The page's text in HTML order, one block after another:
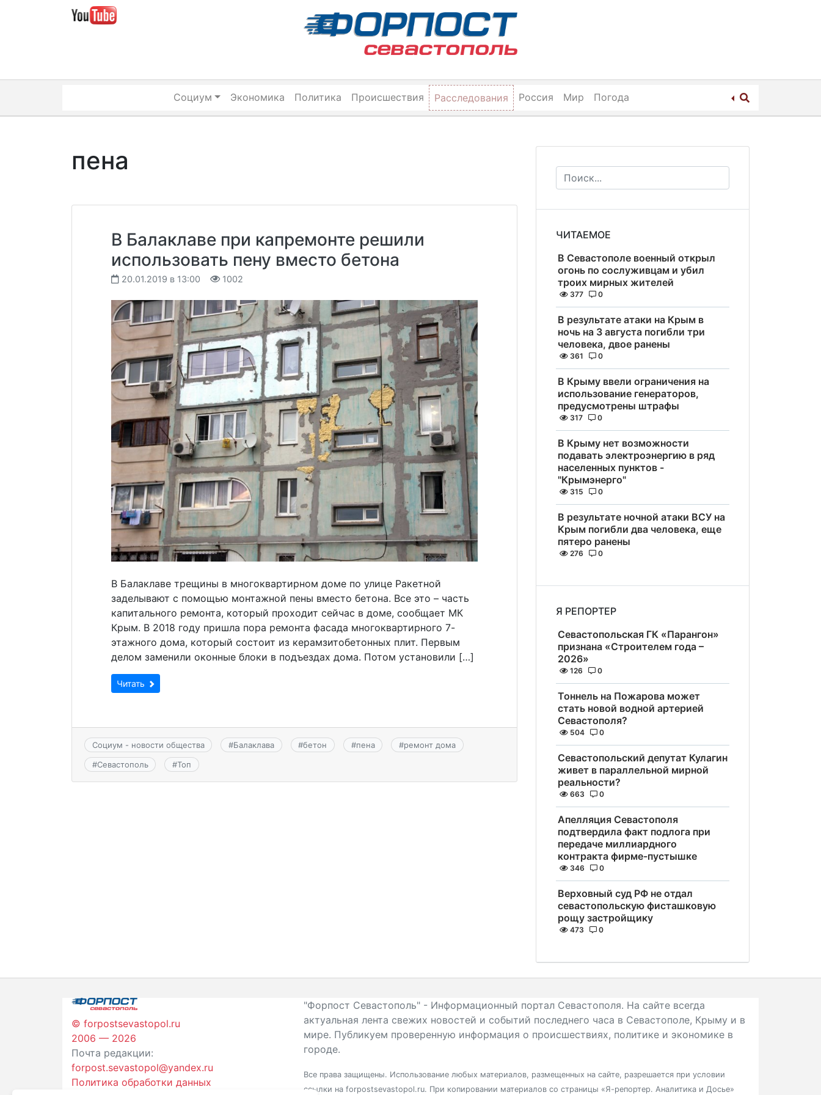
Социум Экономика Политика Происшествия Расследования Россия Мир Погода
пена
В Балаклаве при капремонте решили
использовать пену вместо бетона
20.01.2019 в 13:00 1002
В Балаклаве трещины в многоквартирном доме по улице Ракетной
заделывают с помощью монтажной пены вместо бетона. Все это – часть
капитального ремонта, который проходит сейчас в доме, сообщает МК
Крым. В 2018 году пришла пора ремонта фасада многоквартирного 7-
этажного дома, который состоит из керамзитобетонных плит. Первым
делом заменили оконные блоки в подъездах дома. Потом установили […]
Читать
Социум - новости общества #Балаклава #бетон #пена #ремонт дома
#Севастополь #Топ
ЧИТАЕМОЕ
В Севастополе военный открыл
огонь по сослуживцам и убил
троих мирных жителей
377 0
В результате атаки на Крым в
ночь на 3 августа погибли три
человека, двое ранены
361 0
В Крыму ввели ограничения на
использование генераторов,
предусмотрены штрафы
317 0
В Крыму нет возможности
подавать электроэнергию в ряд
населенных пунктов -
"Крымэнерго"
315 0
В результате ночной атаки ВСУ на
Крым погибли два человека, еще
пятеро ранены
276 0
Я РЕПОРТЕР
Севастопольская ГК «Парангон»
признана «Строителем года –
2026»
126 0
Тоннель на Пожарова может
стать новой водной артерией
Севастополя?
504 0
Севастопольский депутат Кулагин
живет в параллельной мирной
реальности?
663 0
Апелляция Севастополя
подтвердила факт подлога при
передаче миллиардного
контракта фирме-пустышке
346 0
Верховный суд РФ не отдал
севастопольскую фисташковую
рощу застройщику
473 0
© forpostsevastopol.ru
2006 — 2026
Почта редакции:
forpost.sevastopol@yandex.ru
Политика обработки данных
"Форпост Севастополь" - Информационный портал Севастополя. На сайте всегда
актуальная лента свежих новостей и событий последнего часа в Севастополе, Крыму и в
мире. Публикуем проверенную информация о происшествиях, политике и экономике в
городе.
Все права защищены. Использование любых материалов, размещенных на сайте, разрешается при условии
ссылки на forpostsevastopol.ru. При копировании материалов со страницы «Я-репортер. Аналитика и Досье»